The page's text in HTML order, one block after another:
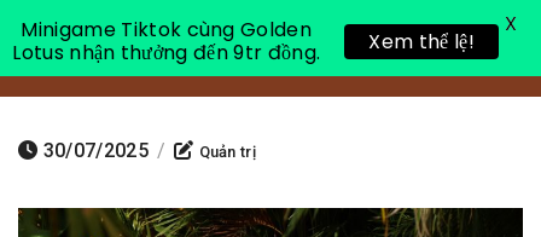
Toggle
30/07/2025 / Quản trị
Minigame Tiktok cùng Golden
Lotus nhận thưởng đến 9tr đồng.
Xem thể lệ!
X